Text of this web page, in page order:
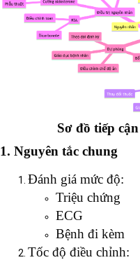
Sơ đồ tiếp
1. Nguyên tắc chung
Đánh giá mức độ:
Triệu chứng
ECG
Bệnh đi kèm
Tốc độ điều chỉnh: